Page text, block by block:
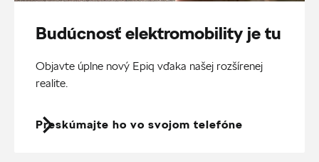
Budúcnosť elektromobility je tu
Objavte úplne nový Epiq vďaka našej rozšírenej
realite.
Preskúmajte ho vo svojom telefóne